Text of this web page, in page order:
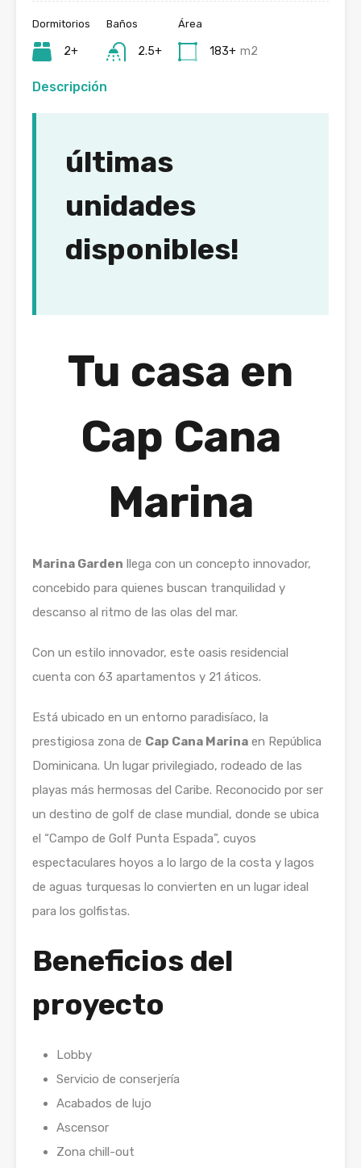
Dormitorios
2+
Baños
2.5+
Área
183+ m2
Descripción
últimas
unidades
disponibles!
Tu casa en
Cap Cana
Marina
Marina Garden llega con un concepto innovador,
concebido para quienes buscan tranquilidad y
descanso al ritmo de las olas del mar.
Con un estilo innovador, este oasis residencial
cuenta con 63 apartamentos y 21 áticos.
Está ubicado en un entorno paradisíaco, la
prestigiosa zona de Cap Cana Marina en República
Dominicana. Un lugar privilegiado, rodeado de las
playas más hermosas del Caribe. Reconocido por ser
un destino de golf de clase mundial, donde se ubica
el “Campo de Golf Punta Espada”, cuyos
espectaculares hoyos a lo largo de la costa y lagos
de aguas turquesas lo convierten en un lugar ideal
para los golfistas.
Beneficios del
proyecto
Lobby
Servicio de conserjería
Acabados de lujo
Ascensor
Zona chill-out